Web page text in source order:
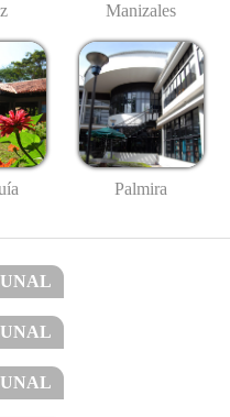
Manizales
Palmira
UNAL
UNAL
UNAL